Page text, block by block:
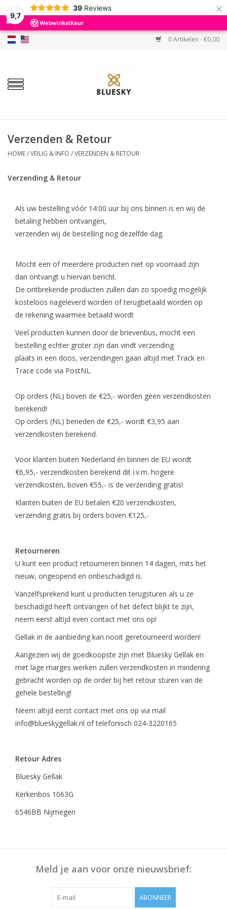
9,7
39 Reviews ×
0 Artikelen - €0,00
Home
Kleuren
Base & Top
Sale
Accessoires
Blog
Verzenden & Retour
HOME/VEILIG & INFO /VERZENDEN & RETOUR
Verzending & Retour
Als uw bestelling vóór 14:00 uur bij ons binnen is en wij de
betaling hebben ontvangen,
verzenden wij de bestelling nog dezelfde dag.
Mocht een of meerdere producten niet op voorraad zijn
dan ontvangt u hiervan bericht.
De ontbrekende producten zullen dan zo spoedig mogelijk
kosteloos nageleverd worden of terugbetaald worden op
de rekening waarmee betaald wordt
Veel producten kunnen door de brievenbus, mocht een
bestelling echter groter zijn dan vindt verzending
plaats in een doos, verzendingen gaan altijd met Track en
Trace code via PostNL.
Op orders (NL) boven de €25,- worden geen verzendkosten
berekend!
Op orders (NL) beneden de €25,- wordt €3,95 aan
verzendkosten berekend.
Voor klanten buiten Nederland én binnen de EU wordt
€6,95,- verzendkosten berekend dit i.v.m. hogere
verzendkosten, boven €55,- is de verzending gratis!
Klanten buiten de EU betalen €20 verzendkosten,
verzending gratis bij orders boven €125,-
Retourneren
U kunt een product retourneren binnen 14 dagen, mits het
nieuw, ongeopend en onbeschadigd is.
Vanzelfsprekend kunt u producten terugsturen als u ze
beschadigd heeft ontvangen of het defect blijkt te zijn,
neem eerst altijd even contact met ons op!
Gellak in de aanbieding kan nooit geretourneerd worden!
Aangezien wij de goedkoopste zijn met Bluesky Gellak en
met lage marges werken zullen verzendkosten in mindering
gebracht worden op de order bij het retour sturen van de
gehele bestelling!
Neem altijd eerst contact met ons op via mail
info@blueskygellak.nl of telefonisch 024-3220165
Retour Adres
Bluesky Gellak
Kerkenbos 1063G
6546BB Nijmegen
Meld je aan voor onze nieuwsbrief:
ABONNEER